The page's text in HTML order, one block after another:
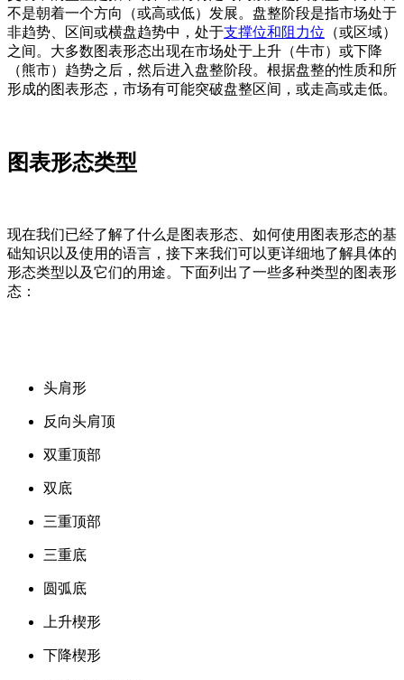
不是朝着一个方向（或高或低）发展。盘整阶段是指市场处于
非趋势、区间或横盘趋势中，处于支撑位和阻力位 （或区域）
之间。大多数图表形态出现在市场处于上升（牛市）或下降
（熊市）趋势之后，然后进入盘整阶段。根据盘整的性质和所
形成的图表形态，市场有可能突破盘整区间，或走高或走低。
图表形态类型
现在我们已经了解了什么是图表形态、如何使用图表形态的基
础知识以及使用的语言，接下来我们可以更详细地了解具体的
形态类型以及它们的用途。下面列出了一些多种类型的图表形
态：
头肩形
反向头肩顶
双重顶部
双底
三重顶部
三重底
圆弧底
上升楔形
下降楔形